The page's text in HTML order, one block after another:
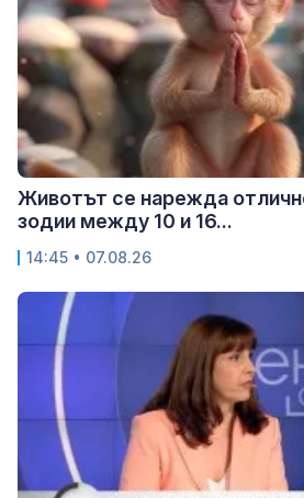
Животът се нарежда
зодии между 10 и 16...
14:45 • 07.08.26